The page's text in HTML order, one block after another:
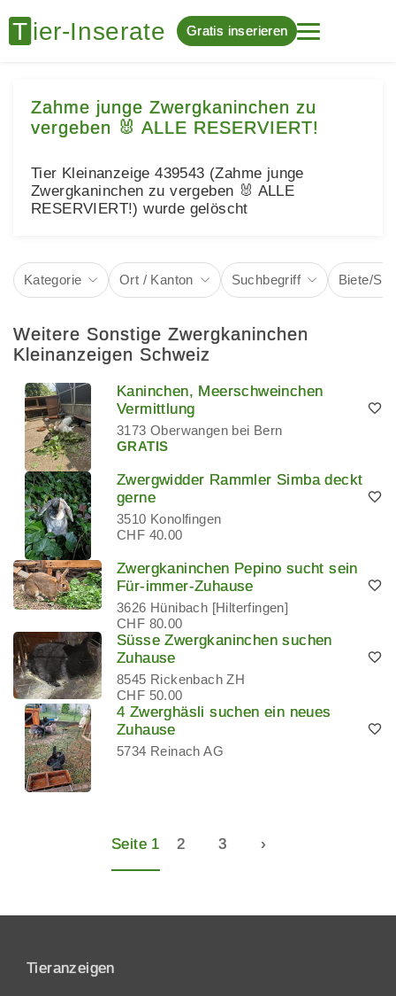
Gratis inserieren
Zahme junge Zwergkaninchen zu
vergeben 🐰 ALLE RESERVIERT!
Tier Kleinanzeige 439543 (Zahme junge
Zwergkaninchen zu vergeben 🐰 ALLE
RESERVIERT!) wurde gelöscht
Kategorie Ort / Kanton Suchbegriff Biete/
Weitere Sonstige Zwergkaninchen
Kleinanzeigen Schweiz
Kaninchen, Meerschweinchen
Vermittlung
3173 Oberwangen bei Bern
GRATIS
Zwergwidder Rammler Simba deckt
gerne
3510 Konolfingen
CHF 40.00
Zwergkaninchen Pepino sucht sein
Für-immer-Zuhause
3626 Hünibach [Hilterfingen]
CHF 80.00
Süsse Zwergkaninchen suchen
Zuhause
8545 Rickenbach ZH
CHF 50.00
4 Zwerghäsli suchen ein neues
Zuhause
5734 Reinach AG
Seite 1 2 3 ›
Tieranzeigen